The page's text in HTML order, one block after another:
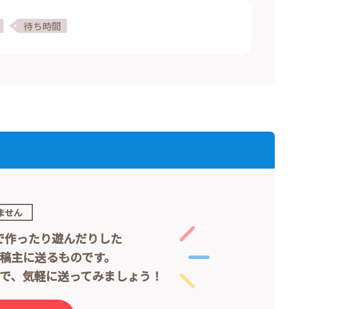
待ち時間
せん
作ったり遊んだりした
主に送るものです。
、気軽に送ってみましょう！